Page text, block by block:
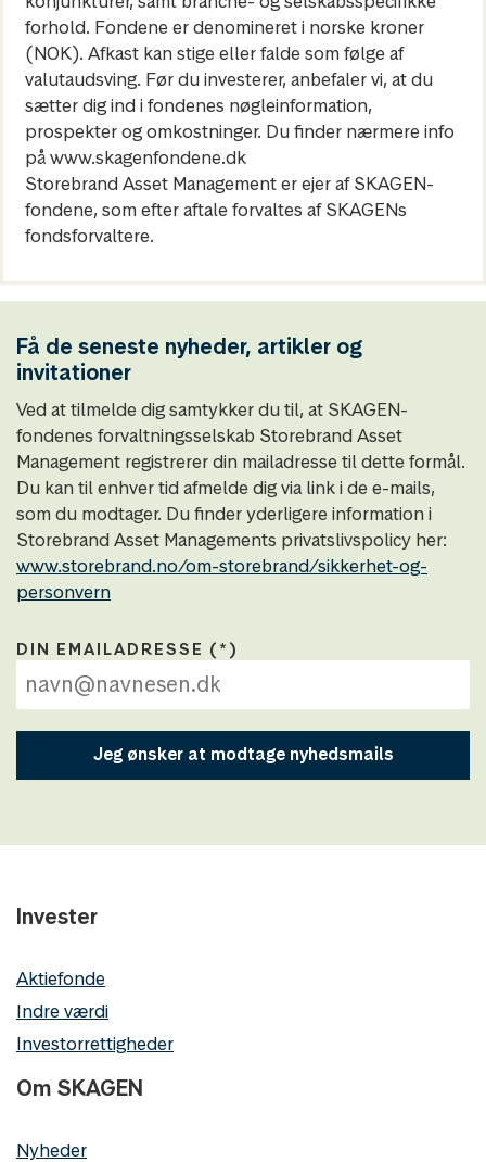
forhold. Fondene er denomineret i norske kroner
(NOK). Afkast kan stige eller falde som følge af
valutaudsving. Før du investerer, anbefaler vi, at du
sætter dig ind i fondenes nøgleinformation,
prospekter og omkostninger. Du finder nærmere info
på www.skagenfondene.dk
Storebrand Asset Management er ejer af SKAGEN-
fondene, som efter aftale forvaltes af SKAGENs
fondsforvaltere.
Få de seneste nyheder, artikler og
invitationer
Ved at tilmelde dig samtykker du til, at SKAGEN-
fondenes forvaltningsselskab Storebrand Asset
Management registrerer din mailadresse til dette formål.
Du kan til enhver tid afmelde dig via link i de e-mails,
som du modtager. Du finder yderligere information i
Storebrand Asset Managements privatslivspolicy her:
www.storebrand.no/om-storebrand/sikkerhet-og-
personvern
DIN EMAILADRESSE
Jeg ønsker at modtage nyhedsmails
Invester
Aktiefonde
Indre værdi
Investorrettigheder
Om SKAGEN
Nyheder